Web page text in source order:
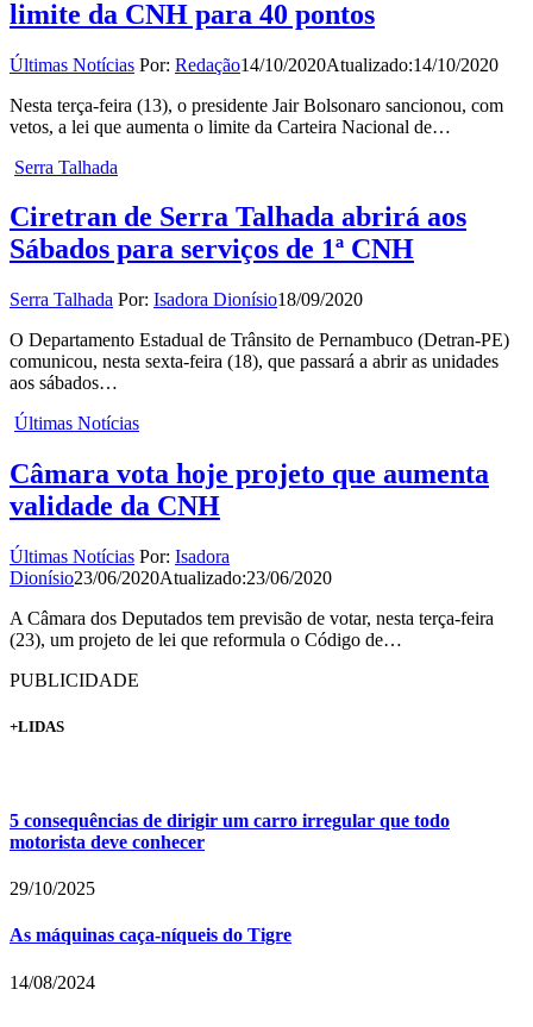
limite da CNH para 40 pontos
Últimas Notícias Por: Redação14/10/2020Atualizado:14/10/2020
Nesta terça-feira (13), o presidente Jair Bolsonaro sancionou, com
vetos, a lei que aumenta o limite da Carteira Nacional de…
Serra Talhada
Ciretran de Serra Talhada abrirá aos
Sábados para serviços de 1ª CNH
Serra Talhada Por: Isadora Dionísio18/09/2020
O Departamento Estadual de Trânsito de Pernambuco (Detran-PE)
comunicou, nesta sexta-feira (18), que passará a abrir as unidades
aos sábados…
Últimas Notícias
Câmara vota hoje projeto que aumenta
validade da CNH
Últimas Notícias Por: Isadora
Dionísio23/06/2020Atualizado:23/06/2020
A Câmara dos Deputados tem previsão de votar, nesta terça-feira
(23), um projeto de lei que reformula o Código de…
PUBLICIDADE
+LIDAS
5 consequências de dirigir um carro irregular que todo
motorista deve conhecer
29/10/2025
As máquinas caça-níqueis do Tigre
14/08/2024